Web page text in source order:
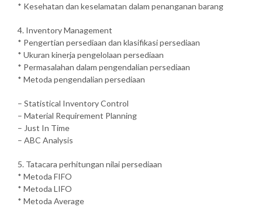
* Kesehatan dan keselamatan dalam penanganan barang
4. Inventory Management
* Pengertian persediaan dan klasifikasi persediaan
* Ukuran kinerja pengelolaan persediaan
* Permasalahan dalam pengendalian persediaan
* Metoda pengendalian persediaan
– Statistical Inventory Control
– Material Requirement Planning
– Just In Time
– ABC Analysis
5. Tatacara perhitungan nilai persediaan
* Metoda FIFO
* Metoda LIFO
* Metoda Average